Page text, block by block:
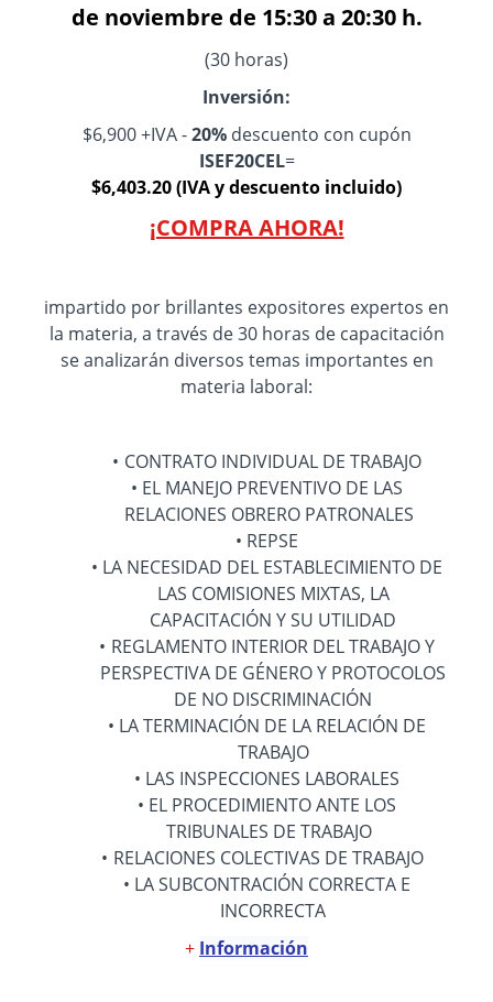
de noviembre de 15:30 a 20:30 h.
(30 horas)
Inversión:
$6,900 +IVA -20% descuento con cupón
ISEF20CEL=
$6,403.20 (IVA y descuento incluido)
¡COMPRA AHORA!
impartido por brillantes expositores expertos en
la materia, a través de 30 horas de capacitación
se analizarán diversos temas importantes en
materia laboral:
CONTRATO INDIVIDUAL DE TRABAJO
EL MANEJO PREVENTIVO DE LAS
RELACIONES OBRERO PATRONALES
REPSE
LA NECESIDAD DEL ESTABLECIMIENTO DE
LAS COMISIONES MIXTAS, LA
CAPACITACIÓN Y SU UTILIDAD
REGLAMENTO INTERIOR DEL TRABAJO Y
PERSPECTIVA DE GÉNERO Y PROTOCOLOS
DE NO DISCRIMINACIÓN
LA TERMINACIÓN DE LA RELACIÓN DE
TRABAJO
LAS INSPECCIONES LABORALES
EL PROCEDIMIENTO ANTE LOS
TRIBUNALES DE TRABAJO
RELACIONES COLECTIVAS DE TRABAJO
LA SUBCONTRACIÓN CORRECTA E
INCORRECTA
+ Información